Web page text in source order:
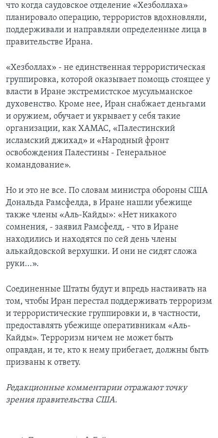
что когда саудовское отделение «Хезболлаха»
планировало операцию, террористов вдохновляли,
поддерживали и направляли определенные лица в
правительстве Ирана.
«Хезболлах» - не единственная террористическая
группировка, которой оказывает помощь стоящее у
власти в Иране экстремистское мусульманское
духовенство. Кроме нее, Иран снабжает деньгами
и оружием, обучает и укрывает у себя такие
организации, как ХАМАС, «Палестинский
исламский джихад» и «Народный фронт
освобождения Палестины - Генеральное
командование».
Но и это не все. По словам министра обороны США
Дональда Рамсфелда, в Иране нашли убежище
также члены «Аль-Кайды»: «Нет никакого
сомнения, - заявил Рамсфелд, - что в Иране
находились и находятся по сей день члены
алькайдовской верхушки. И они не сидят сложа
руки...».
Соединенные Штаты будут и впредь настаивать на
том, чтобы Иран перестал поддерживать терроризм
и террористические группировки и, в частности,
предоставлять убежище оперативникам «Аль-
Кайды». Терроризм ничем не может быть
оправдан, и те, кто к нему прибегает, должны быть
призваны к ответу.
Редакционные комментарии отражают точку
зрения правительства США.